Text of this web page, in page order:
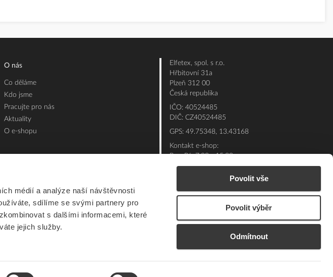
médií a analýze naší návštěvnosti
sdílíme se svými partnery pro
s dalšími informacemi, které
jejich služby.
Povolit vše
Povolit výběr
Odmítnout
O nás
Co děláme
Kdo jsme
Pracujte pro nás
Aktuality
O e-shopu
Elfetex, spol. s r.o.
Hřbitovní 31a
Plzeň 312 00
Česká republika
IČO: 40524485
DIČ: CZ40524485
GPS: 49.75348, 13.43168
Kontakt e-shop:
Po - Pá: 7:00 - 15:30
E-mail:eshop@elfetex.cz